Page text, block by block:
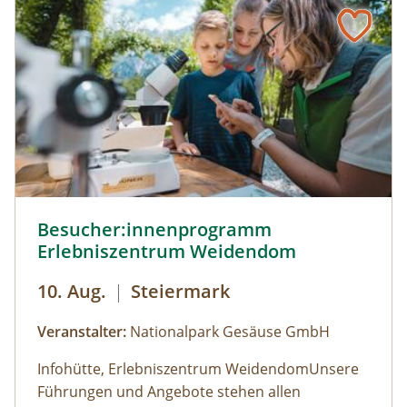
Ihre Fragen.
Besucher:innenprogramm
Erlebniszentrum Weidendom
10. Aug. | Steiermark
Veranstalter: Nationalpark Gesäuse GmbH
Infohütte, Erlebniszentrum WeidendomUnsere
Führungen und Angebote stehen allen